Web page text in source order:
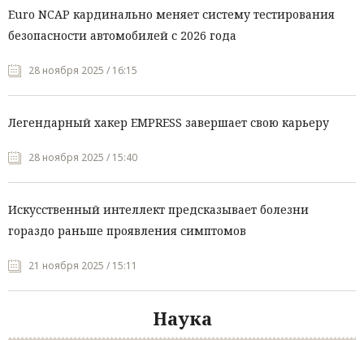
Euro NCAP кардинально меняет систему тестирования
безопасности автомобилей с 2026 года
28 ноября 2025 / 16:15
Легендарный хакер EMPRESS завершает свою карьеру
28 ноября 2025 / 15:40
Искусственный интеллект предсказывает болезни
гораздо раньше проявления симптомов
21 ноября 2025 / 15:11
Наука